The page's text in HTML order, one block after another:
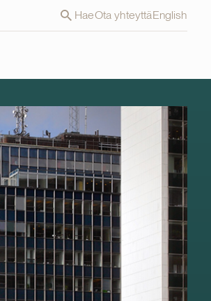
HaeOta yhteyttäEnglish